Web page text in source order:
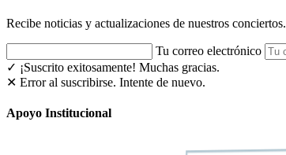
Recibe noticias y actualizaciones de nuestros conciertos.
Tu correo electrónico
✓ ¡Suscrito exitosamente! Muchas gracias.
✕ Error al suscribirse. Intente de nuevo.
Apoyo Institucional